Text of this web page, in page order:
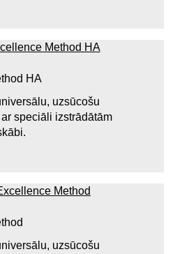
HA
uzsūcošu
speciāli izstrādātām
uzsūcošu